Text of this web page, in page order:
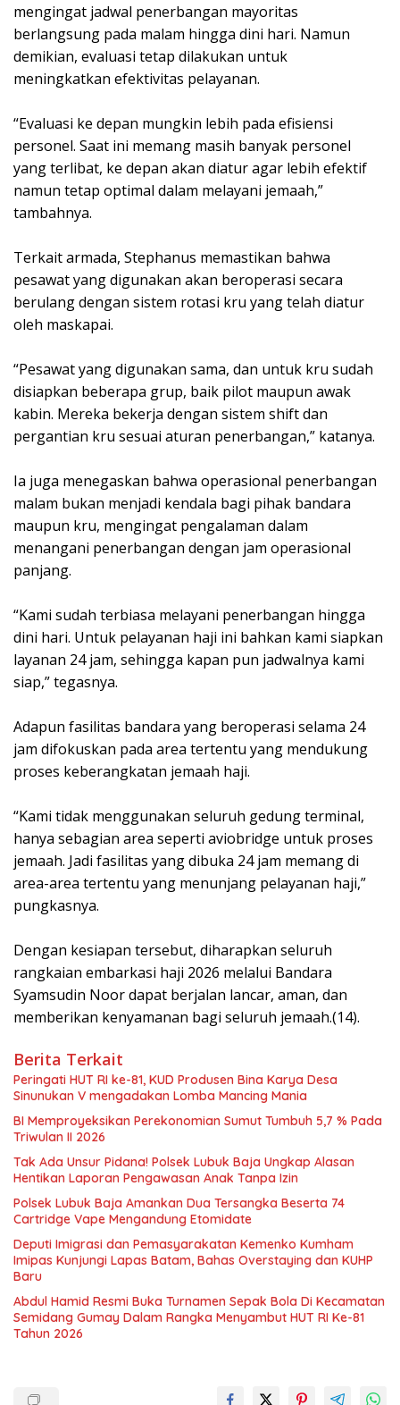
mengingat jadwal penerbangan mayoritas
berlangsung pada malam hingga dini hari. Namun
demikian, evaluasi tetap dilakukan untuk
meningkatkan efektivitas pelayanan.
“Evaluasi ke depan mungkin lebih pada efisiensi
personel. Saat ini memang masih banyak personel
yang terlibat, ke depan akan diatur agar lebih efektif
namun tetap optimal dalam melayani jemaah,”
tambahnya.
Terkait armada, Stephanus memastikan bahwa
pesawat yang digunakan akan beroperasi secara
berulang dengan sistem rotasi kru yang telah diatur
oleh maskapai.
“Pesawat yang digunakan sama, dan untuk kru sudah
disiapkan beberapa grup, baik pilot maupun awak
kabin. Mereka bekerja dengan sistem shift dan
pergantian kru sesuai aturan penerbangan,” katanya.
Ia juga menegaskan bahwa operasional penerbangan
malam bukan menjadi kendala bagi pihak bandara
maupun kru, mengingat pengalaman dalam
menangani penerbangan dengan jam operasional
panjang.
“Kami sudah terbiasa melayani penerbangan hingga
dini hari. Untuk pelayanan haji ini bahkan kami siapkan
layanan 24 jam, sehingga kapan pun jadwalnya kami
siap,” tegasnya.
Adapun fasilitas bandara yang beroperasi selama 24
jam difokuskan pada area tertentu yang mendukung
proses keberangkatan jemaah haji.
“Kami tidak menggunakan seluruh gedung terminal,
hanya sebagian area seperti aviobridge untuk proses
jemaah. Jadi fasilitas yang dibuka 24 jam memang di
area-area tertentu yang menunjang pelayanan haji,”
pungkasnya.
Dengan kesiapan tersebut, diharapkan seluruh
rangkaian embarkasi haji 2026 melalui Bandara
Syamsudin Noor dapat berjalan lancar, aman, dan
memberikan kenyamanan bagi seluruh jemaah.(14).
Berita Terkait
Peringati HUT RI ke-81, KUD Produsen Bina Karya Desa
Sinunukan V mengadakan Lomba Mancing Mania
BI Memproyeksikan Perekonomian Sumut Tumbuh 5,7 % Pada
Triwulan II 2026
Tak Ada Unsur Pidana! Polsek Lubuk Baja Ungkap Alasan
Hentikan Laporan Pengawasan Anak Tanpa Izin
Polsek Lubuk Baja Amankan Dua Tersangka Beserta 74
Cartridge Vape Mengandung Etomidate
Deputi Imigrasi dan Pemasyarakatan Kemenko Kumham
Imipas Kunjungi Lapas Batam, Bahas Overstaying dan KUHP
Baru
Abdul Hamid Resmi Buka Turnamen Sepak Bola Di Kecamatan
Semidang Gumay Dalam Rangka Menyambut HUT RI Ke-81
Tahun 2026